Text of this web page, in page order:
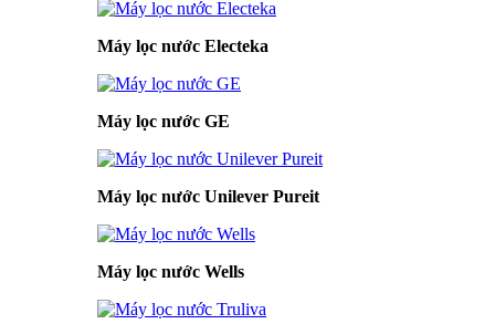
Máy lọc nước Electeka
Máy lọc nước GE
Máy lọc nước Unilever Pureit
Máy lọc nước Wells